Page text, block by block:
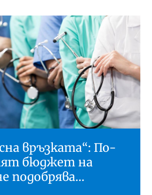
връзката“: По-
бюджет на
подобрява